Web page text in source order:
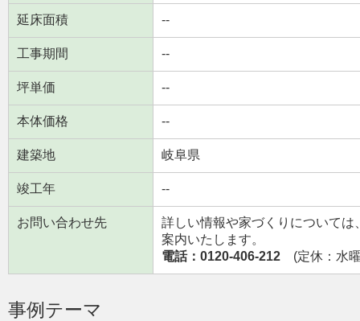
延床面積 --
工事期間 --
坪単価 --
本体価格 --
建築地 岐阜県
竣工年 --
お問い合わせ先
詳しい情報や家づくりについて
案内いたします。
電話：0120-406-212 (定休：水
事例テーマ